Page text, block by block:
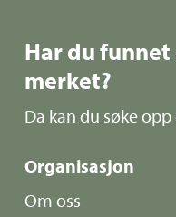
Har du funnet
merket?
Da kan du søke opp
Organisasjon
Om oss